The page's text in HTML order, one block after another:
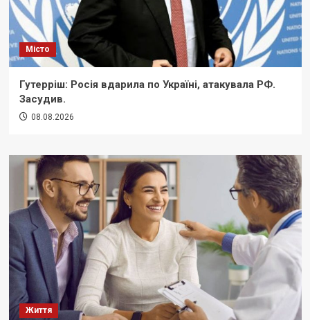
Місто
Гутерріш: Росія вдарила по Україні, атакувала РФ.
Засудив.
08.08.2026
Життя